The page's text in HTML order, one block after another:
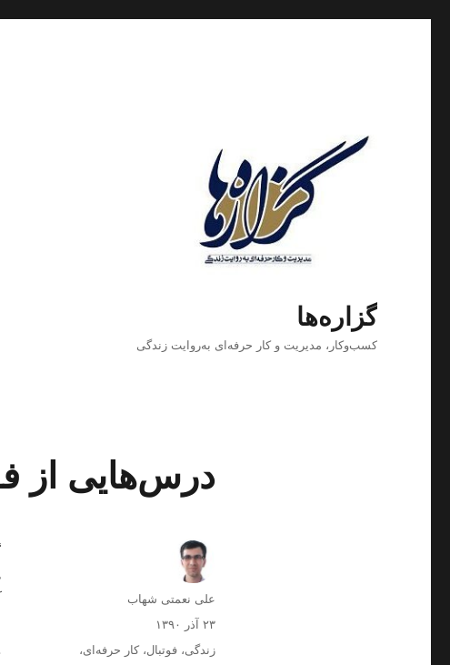
گزاره‌ها
کسب‌وکار، مدیریت و كار حرفه‌ای به‌روایت زندگی
درس‌هایی از
ن
س
علی نعمتی شهاب
ا
س
۲۳ آذر ۱۳۹۰
دزندگی، فوتبال،کار حرفه‌ای،